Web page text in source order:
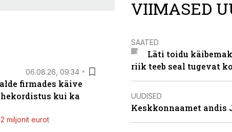
06.08.26, 09:34
firmades käive
kui ka
miljonit eurot
VIIMASED
SAATED
Läti toidu
riik teeb seal tugevat
UUDISED
Keskkonnaamet